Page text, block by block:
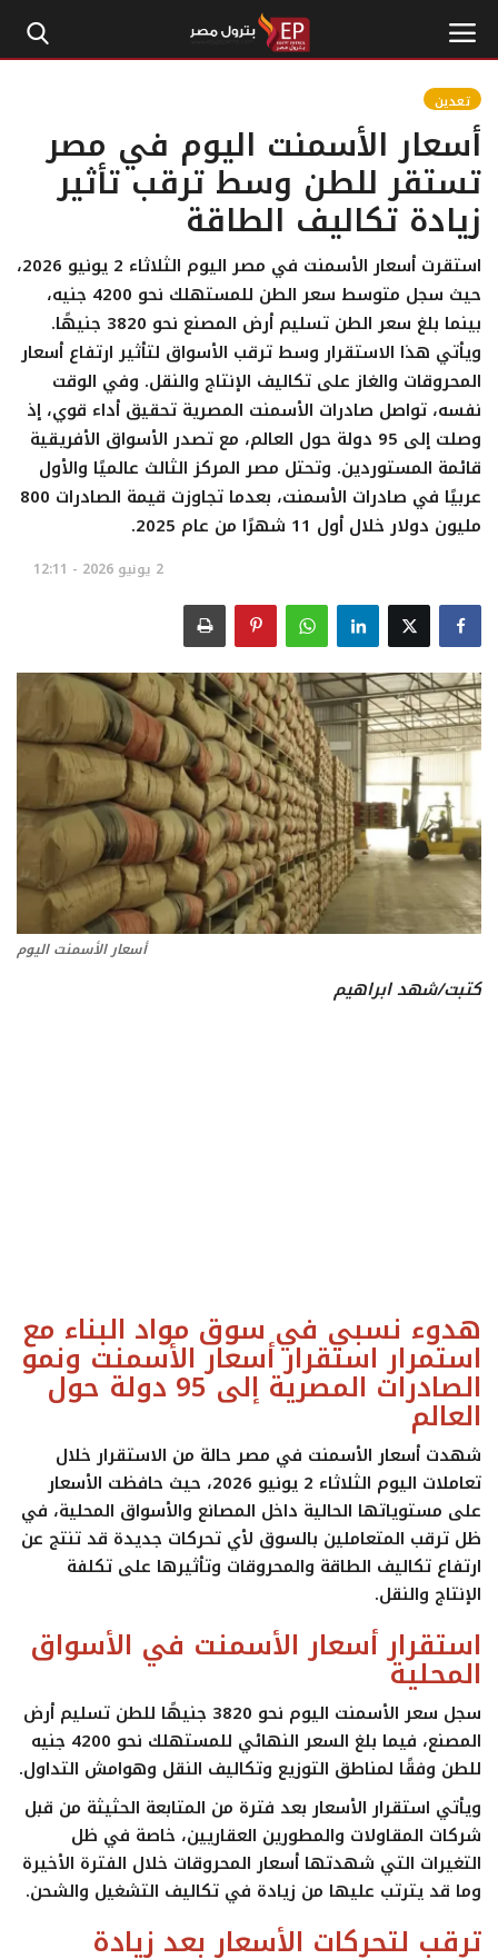
الرئيسية
إتصل بنا
بترول
أخبار مصر
اقتصاد وأموال
طاقة
غاز
اتصالات وتكنولوجيا
شركات
فيديو وتوك شو
تقارير
مقالات
مجتمع البترول
تعدين
أسعار الأسمنت اليوم في مصر
تستقر للطن وسط ترقب تأثير
زيادة تكاليف الطاقة
استقرت أسعار الأسمنت في مصر اليوم الثلاثاء 2 يونيو 2026،
حيث سجل متوسط سعر الطن للمستهلك نحو 4200 جنيه،
بينما بلغ سعر الطن تسليم أرض المصنع نحو 3820 جنيهًا.
ويأتي هذا الاستقرار وسط ترقب الأسواق لتأثير ارتفاع أسعار
المحروقات والغاز على تكاليف الإنتاج والنقل. وفي الوقت
نفسه، تواصل صادرات الأسمنت المصرية تحقيق أداء قوي، إذ
وصلت إلى 95 دولة حول العالم، مع تصدر الأسواق الأفريقية
قائمة المستوردين. وتحتل مصر المركز الثالث عالميًا والأول
عربيًا في صادرات الأسمنت، بعدما تجاوزت قيمة الصادرات 800
مليون دولار خلال أول 11 شهرًا من عام 2025.
2 يونيو 2026 - 12:11
أسعار الأسمنت اليوم
كتبت/شهد ابراهيم
هدوء نسبي في سوق مواد البناء مع
استمرار استقرار أسعار الأسمنت ونمو
الصادرات المصرية إلى 95 دولة حول
العالم
شهدت أسعار الأسمنت في مصر حالة من الاستقرار خلال
تعاملات اليوم الثلاثاء 2 يونيو 2026، حيث حافظت الأسعار
على مستوياتها الحالية داخل المصانع والأسواق المحلية، في
ظل ترقب المتعاملين بالسوق لأي تحركات جديدة قد تنتج عن
ارتفاع تكاليف الطاقة والمحروقات وتأثيرها على تكلفة
الإنتاج والنقل.
استقرار أسعار الأسمنت في الأسواق
المحلية
سجل سعر الأسمنت اليوم نحو 3820 جنيهًا للطن تسليم أرض
المصنع، فيما بلغ السعر النهائي للمستهلك نحو 4200 جنيه
للطن وفقًا لمناطق التوزيع وتكاليف النقل وهوامش التداول.
ويأتي استقرار الأسعار بعد فترة من المتابعة الحثيثة من قبل
شركات المقاولات والمطورين العقاريين، خاصة في ظل
التغيرات التي شهدتها أسعار المحروقات خلال الفترة الأخيرة
وما قد يترتب عليها من زيادة في تكاليف التشغيل والشحن.
ترقب لتحركات الأسعار بعد زيادة